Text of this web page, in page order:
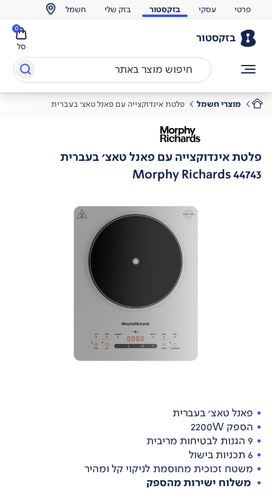
פרטי עסקי בזקסטור בזק שלי חשמל
בזקסטור
סל
0
מוצרי חשמל פלטת אינדוקצייה עם פאנל טאצ’ בעברית
פלטת אינדוקצייה עם פאנל טאצ’ בעברית
Morphy Richards 44743
פאנל טאצ' בעברית
הספק 2200W
9 הגנות לבטיחות מריבית
6 תכניות בישול
משטח זכוכית מחוסמת לניקוי קל ומהיר
משלוח ישירות מהספק